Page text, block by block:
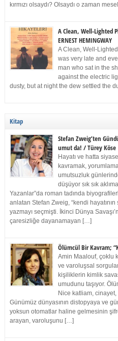
kırmızı olsaydı? Olsaydı o zaman
A Clean, Well-Lighted
ERNEST HEMINGWAY
A Clean, Well-
was very late and
man who sat in the
against the electric
dusty, but at night the dew settled the
Kitap
Stefan Zweig’ten
umut da! / Türey Köse
Hayatı ve hatta
kavramak,
umutsuzluk
düşüyor sık sık
Yazanlar”da roman tadında
anlatan Stefan Zweig, “kendi
yazmayı seçmişti. İkinci Dünya
çaresizliğe dayanamayan […]
Ölümcül Bir Kavram;
Amin Maalouf, çoklu
ve varoluşsal
kişiliklerin kimlik
umudunu taşıyor.
Nice katliam,
Günümüz dünyasının distopyaya ve
yoksun otomatlar haline gelmesinin
arayan, varoluşunu […]